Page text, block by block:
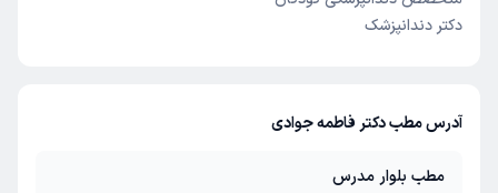
دکتر دندانپزشک
آدرس مطب دکتر فاطمه جوادی
مطب بلوار مدرس